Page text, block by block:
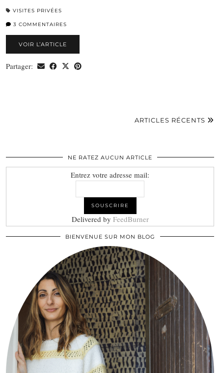
VISITES PRIVÉES
3 COMMENTAIRES
VOIR L’ARTICLE
Partager:
ARTICLES RÉCENTS
NE RATEZ AUCUN ARTICLE
Entrez votre adresse mail:
Delivered by FeedBurner
BIENVENUE SUR MON BLOG